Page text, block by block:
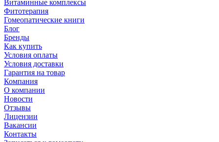
Витаминные комплексы
Фитотерапия
Гомеопатические книги
Блог
Бренды
Как купить
Условия оплаты
Условия доставки
Гарантия на товар
Компания
О компании
Новости
Отзывы
Лицензии
Вакансии
Контакты